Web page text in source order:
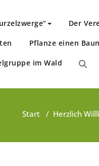
Der
Pflanze einen
im Wald
Start / Herzlich